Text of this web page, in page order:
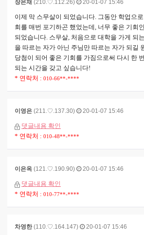
장은채 (210.♡.112.26) 20-01-07 15:46
이제 막 스무살이 되었습니다. 그동안 학업으
회를 매번 포기하곤 했었는데, 너무 좋은 기회
되었습니다. 스무살, 처음으로 대학을 가게 되
을 따르는 자가 아닌 주님만 따르는 자가 되길
당첨이 되어 좋은 기회를 가짐으로써 다시 한
되는 시간을 갖고 싶습니다!
* 연락처 : 010-66**-****
이영은 (211.♡.137.30) 20-01-07 15:46
댓글내용 확인
* 연락처 : 010-48**-****
이은옥 (121.♡.190.90) 20-01-07 15:46
댓글내용 확인
* 연락처 : 010-77**-****
차영한 (110.♡.164.147) 20-01-07 15:46